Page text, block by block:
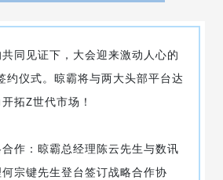
见证下，大会迎来激动人心的
约仪式。晾霸将与两大头部平台达
拓Z世代市场！
作：晾霸总经理陈云先生与数讯
宗键先生登台签订战略合作协